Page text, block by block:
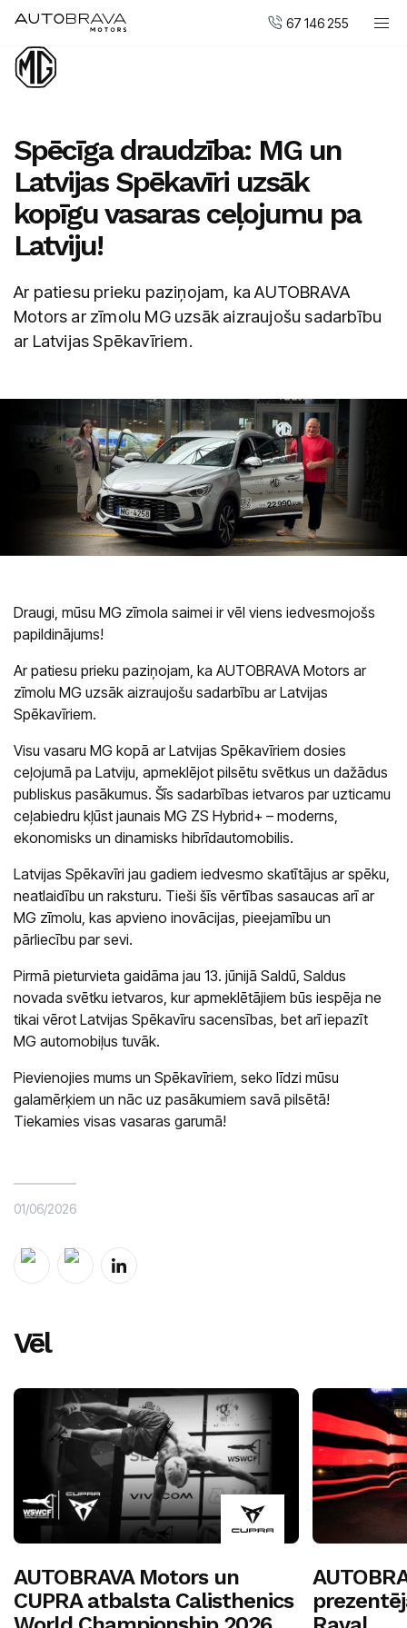
67 146 255
Automobiļi
Pirkt jaunu
Pirkt mazlietotu
Serviss un apkope
Virsbūvju remonta centrs
Uzņēmumiem
Vakances
Kārļa Ulmaņa gatvē 96
CUPRA Garage un XPENG
Krasta ielā 42
CUPRA, SEAT, MG un mazlietoti auto
Palīdzība uz ceļa
Spēcīga draudzība: MG un
Latvijas Spēkavīri uzsāk
kopīgu vasaras ceļojumu pa
Latviju!
Ar patiesu prieku paziņojam, ka AUTOBRAVA
Motors ar zīmolu MG uzsāk aizraujošu sadarbību
ar Latvijas Spēkavīriem.
Draugi, mūsu MG zīmola saimei ir vēl viens iedvesmojošs
papildinājums!
Ar patiesu prieku paziņojam, ka AUTOBRAVA Motors ar
zīmolu MG uzsāk aizraujošu sadarbību ar Latvijas
Spēkavīriem.
Visu vasaru MG kopā ar Latvijas Spēkavīriem dosies
ceļojumā pa Latviju, apmeklējot pilsētu svētkus un dažādus
publiskus pasākumus. Šīs sadarbības ietvaros par uzticamu
ceļabiedru kļūst jaunais MG ZS Hybrid+ – moderns,
ekonomisks un dinamisks hibrīdautomobilis.
Latvijas Spēkavīri jau gadiem iedvesmo skatītājus ar spēku,
neatlaidību un raksturu. Tieši šīs vērtības sasaucas arī ar
MG zīmolu, kas apvieno inovācijas, pieejamību un
pārliecību par sevi.
Pirmā pieturvieta gaidāma jau 13. jūnijā Saldū, Saldus
novada svētku ietvaros, kur apmeklētājiem būs iespēja ne
tikai vērot Latvijas Spēkavīru sacensības, bet arī iepazīt
MG automobiļus tuvāk.
Pievienojies mums un Spēkavīriem, seko līdzi mūsu
galamērķiem un nāc uz pasākumiem savā pilsētā!
Tiekamies visas vasaras garumā!
01/06/2026
Vēl
AUTOBRAVA Motors un
CUPRA atbalsta Calisthenics